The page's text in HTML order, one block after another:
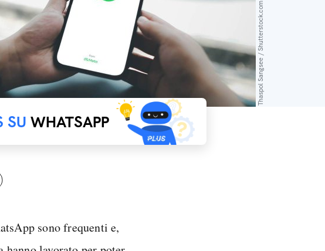
Thaspol Sangsee / Shutterstock.com
SU WHATSAPP
sono frequenti e,